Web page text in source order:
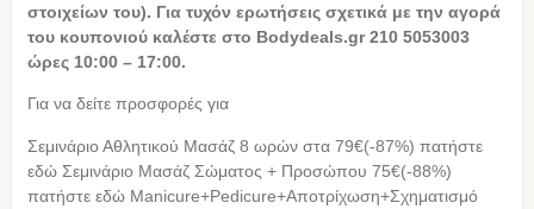
στοιχείων του). Για τυχόν ερωτήσεις σχετικά με την αγορά
του κουπονιού καλέστε στο Bodydeals.gr 210 5053003
ώρες 10:00 – 17:00.
Για να δείτε προσφορές για
Σεμινάριο Αθλητικού Μασάζ 8 ωρών στα 79€(-87%) πατήστε
εδώ Σεμινάριο Μασάζ Σώματος + Προσώπου 75€(-88%)
πατήστε εδώ Manicure+Pedicure+Αποτρίχωση+Σχηματισμό